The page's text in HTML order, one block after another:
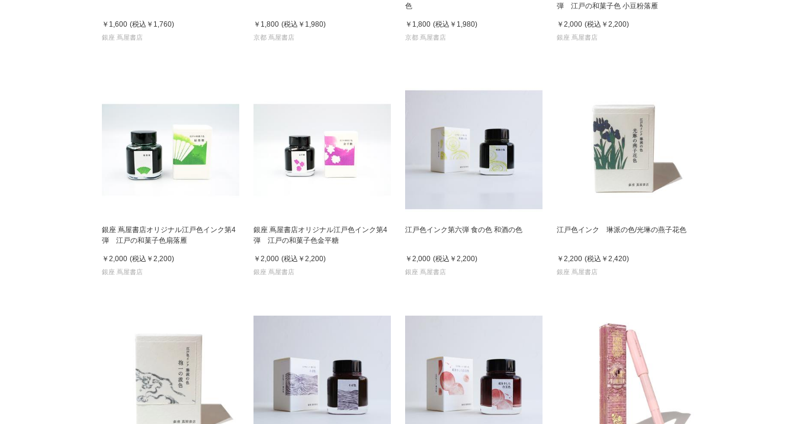
￥1,600 (税込 ￥1,760)
銀座 蔦屋書店
￥1,800 (税込 ￥1,980)
京都 蔦屋書店
色
￥1,800 (税込 ￥1,980)
京都 蔦屋書店
弾 江戸の和菓子色 小豆粉落雁
￥2,000 (税込 ￥2,200)
銀座 蔦屋書店
銀座 蔦屋書店オリジナル江戸色インク第4
弾 江戸の和菓子色扇落雁
￥2,000 (税込 ￥2,200)
銀座 蔦屋書店
銀座 蔦屋書店オリジナル江戸色インク第4
弾 江戸の和菓子色金平糖
￥2,000 (税込 ￥2,200)
銀座 蔦屋書店
江戸色インク第六弾 食の色 和酒の色
￥2,000 (税込 ￥2,200)
銀座 蔦屋書店
江戸色インク 琳派の色/光琳の燕子花色
￥2,200 (税込 ￥2,420)
銀座 蔦屋書店